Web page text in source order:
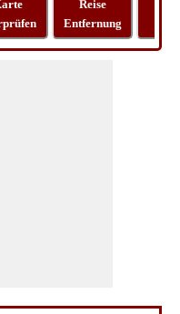
Reise
Entfernung